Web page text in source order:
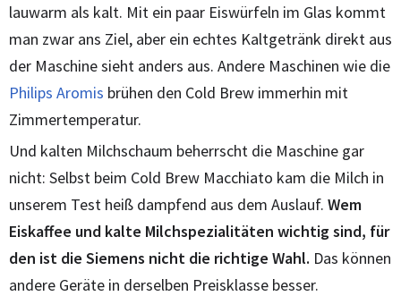
lauwarm als kalt. Mit ein paar Eiswürfeln im Glas kommt
man zwar ans Ziel, aber ein echtes Kaltgetränk direkt aus
der Maschine sieht anders aus. Andere Maschinen wie die
Philips Aromis brühen den Cold Brew immerhin mit
Zimmertemperatur.
Und kalten Milchschaum beherrscht die Maschine gar
nicht: Selbst beim Cold Brew Macchiato kam die Milch in
unserem Test heiß dampfend aus dem Auslauf. Wem
Eiskaffee und kalte Milchspezialitäten wichtig sind, für
den ist die Siemens nicht die richtige Wahl. Das können
andere Geräte in derselben Preisklasse besser.